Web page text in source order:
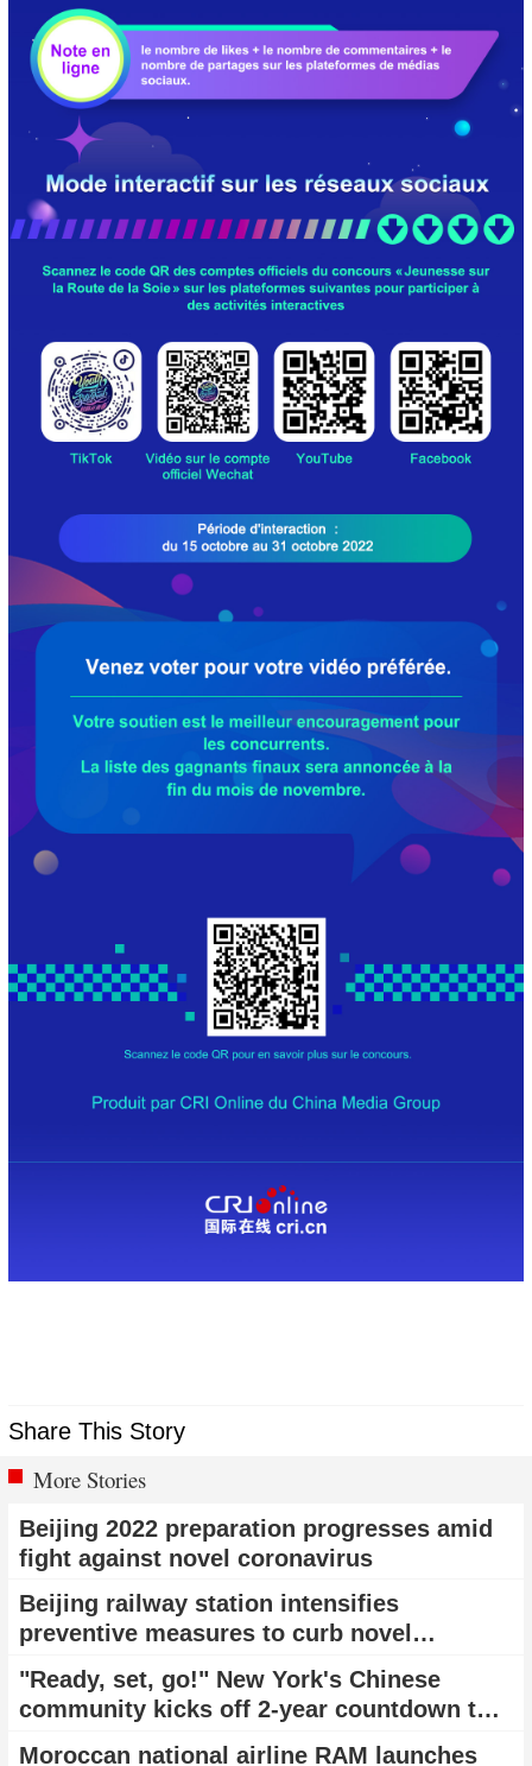
Share This Story
More Stories
Beijing 2022 preparation progresses amid
fight against novel coronavirus
Beijing railway station intensifies
preventive measures to curb novel
"Ready, set, go!" New York's Chinese
community kicks off 2-year countdown to
Moroccan national airline RAM launches